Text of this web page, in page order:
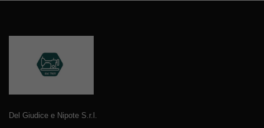
Del Giudice e Nipote S.r.l.